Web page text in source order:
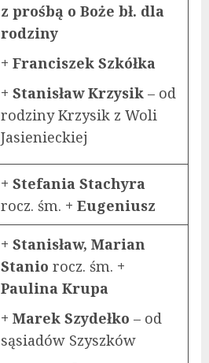
z prośbą o Boże bł. dla
rodziny
+ Franciszek Szkółka
+ Stanisław Krzysik – od
rodziny Krzysik z Woli
Jasienieckiej
+ Stefania Stachyra
rocz. śm. + Eugeniusz
+ Stanisław, Marian
Stanio rocz. śm. +
Paulina Krupa
+ Marek Szydełko – od
sąsiadów Szyszków